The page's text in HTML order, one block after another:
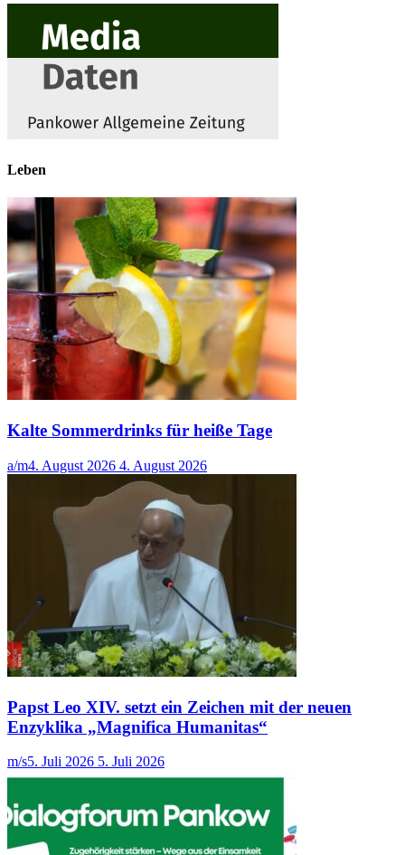
Leben
Kalte Sommerdrinks für heiße Tage
a/m4. August 2026 4. August 2026
Papst Leo XIV. setzt ein Zeichen mit der neuen
Enzyklika „Magnifica Humanitas“
m/s5. Juli 2026 5. Juli 2026